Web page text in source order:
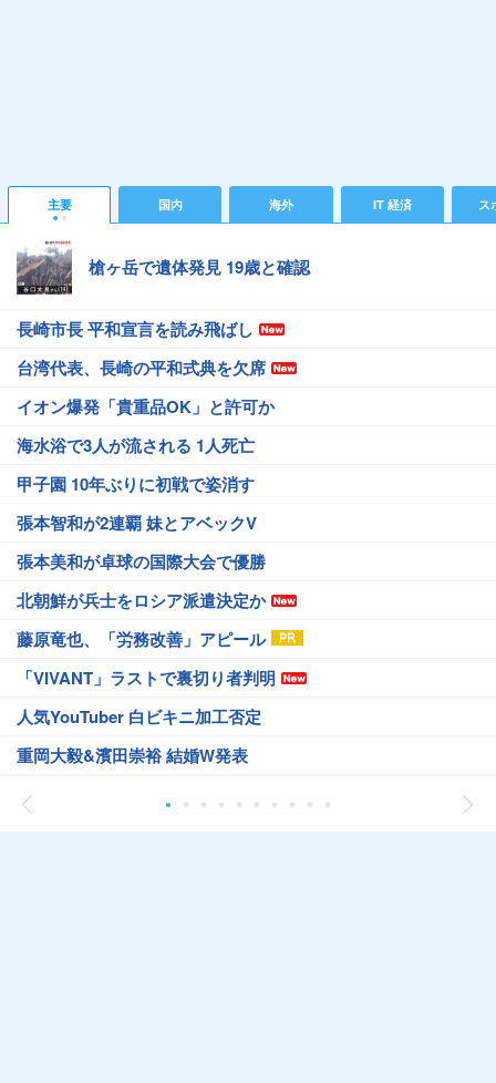
主要 国内 海外 IT 経済 ス
槍ヶ岳で遺体発見 19歳と確認
長崎市長 平和宣言を読み飛ばし
台湾代表、長崎の平和式典を欠席
イオン爆発「貴重品OK」と許可か
海水浴で3人が流される 1人死亡
甲子園 10年ぶりに初戦で姿消す
張本智和が2連覇 妹とアベックV
張本美和が卓球の国際大会で優勝
北朝鮮が兵士をロシア派遣決定か
藤原竜也、「労務改善」アピール
「VIVANT」ラストで裏切り者判明
人気YouTuber 白ビキニ加工否定
重岡大毅&濱田崇裕 結婚W発表